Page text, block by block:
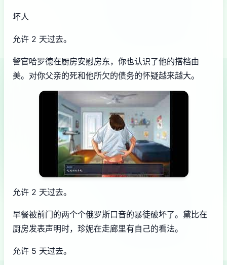
坏人
允许 2 天过去。
警官哈罗德在厨房安慰房东，你也认识了他的搭档由
美。对你父亲的死和他所欠的债务的怀疑越来越大。
允许 2 天过去。
早餐被前门的两个个俄罗斯口音的暴徒破坏了。黛比在
厨房发表声明时，珍妮在走廊里有自己的看法。
允许 5 天过去。